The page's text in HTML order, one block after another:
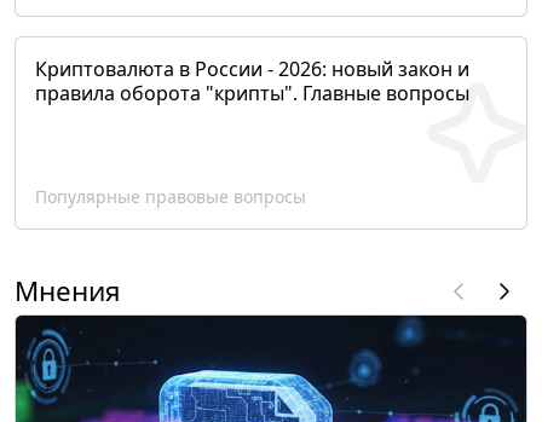
Криптовалюта в России - 2026: новый закон и
правила оборота "крипты". Главные вопросы
Популярные правовые вопросы
Мнения